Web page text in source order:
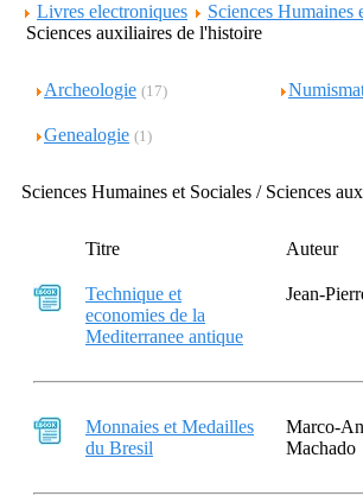
Livres electroniques
Sciences Humaines
Sciences auxiliaires de l'histoire
Archeologie (17)
Genealogie (1)
Sciences Humaines et Sociales / Sciences
Titre Auteur
Technique et
economies de la
Mediterranee antique
Jean-
Monnaies et Medailles
du Bresil
Marco-
Machado